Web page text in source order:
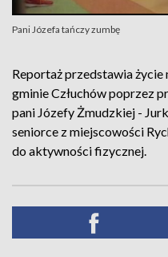
Pani Józefa tańczy zumbę
Reportaż przedstawia życie
gminie Człuchów poprzez
pani Józefy Żmudzkiej -
seniorce z miejscowości
do aktywności fizycznej.